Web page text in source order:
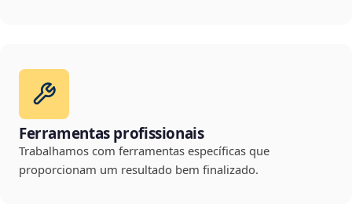
Ferramentas profissionais
Trabalhamos com ferramentas específicas que
proporcionam um resultado bem finalizado.